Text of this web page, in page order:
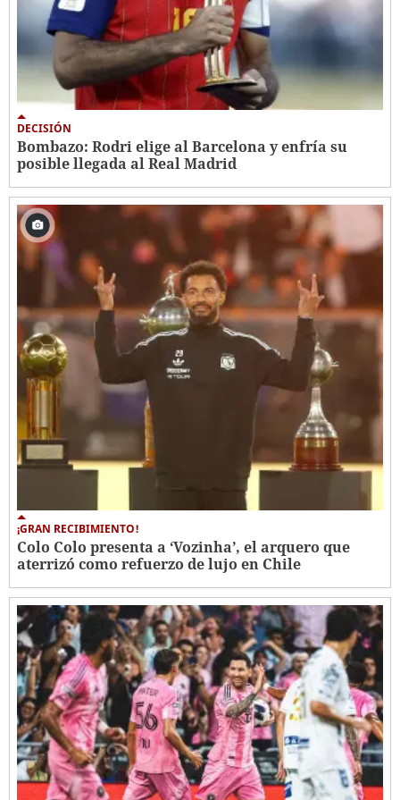
DECISIÓN
Bombazo: Rodri elige al Barcelona y enfría su
posible llegada al Real Madrid
¡GRAN RECIBIMIENTO!
Colo Colo presenta a ‘Vozinha’, el arquero que
aterrizó como refuerzo de lujo en Chile